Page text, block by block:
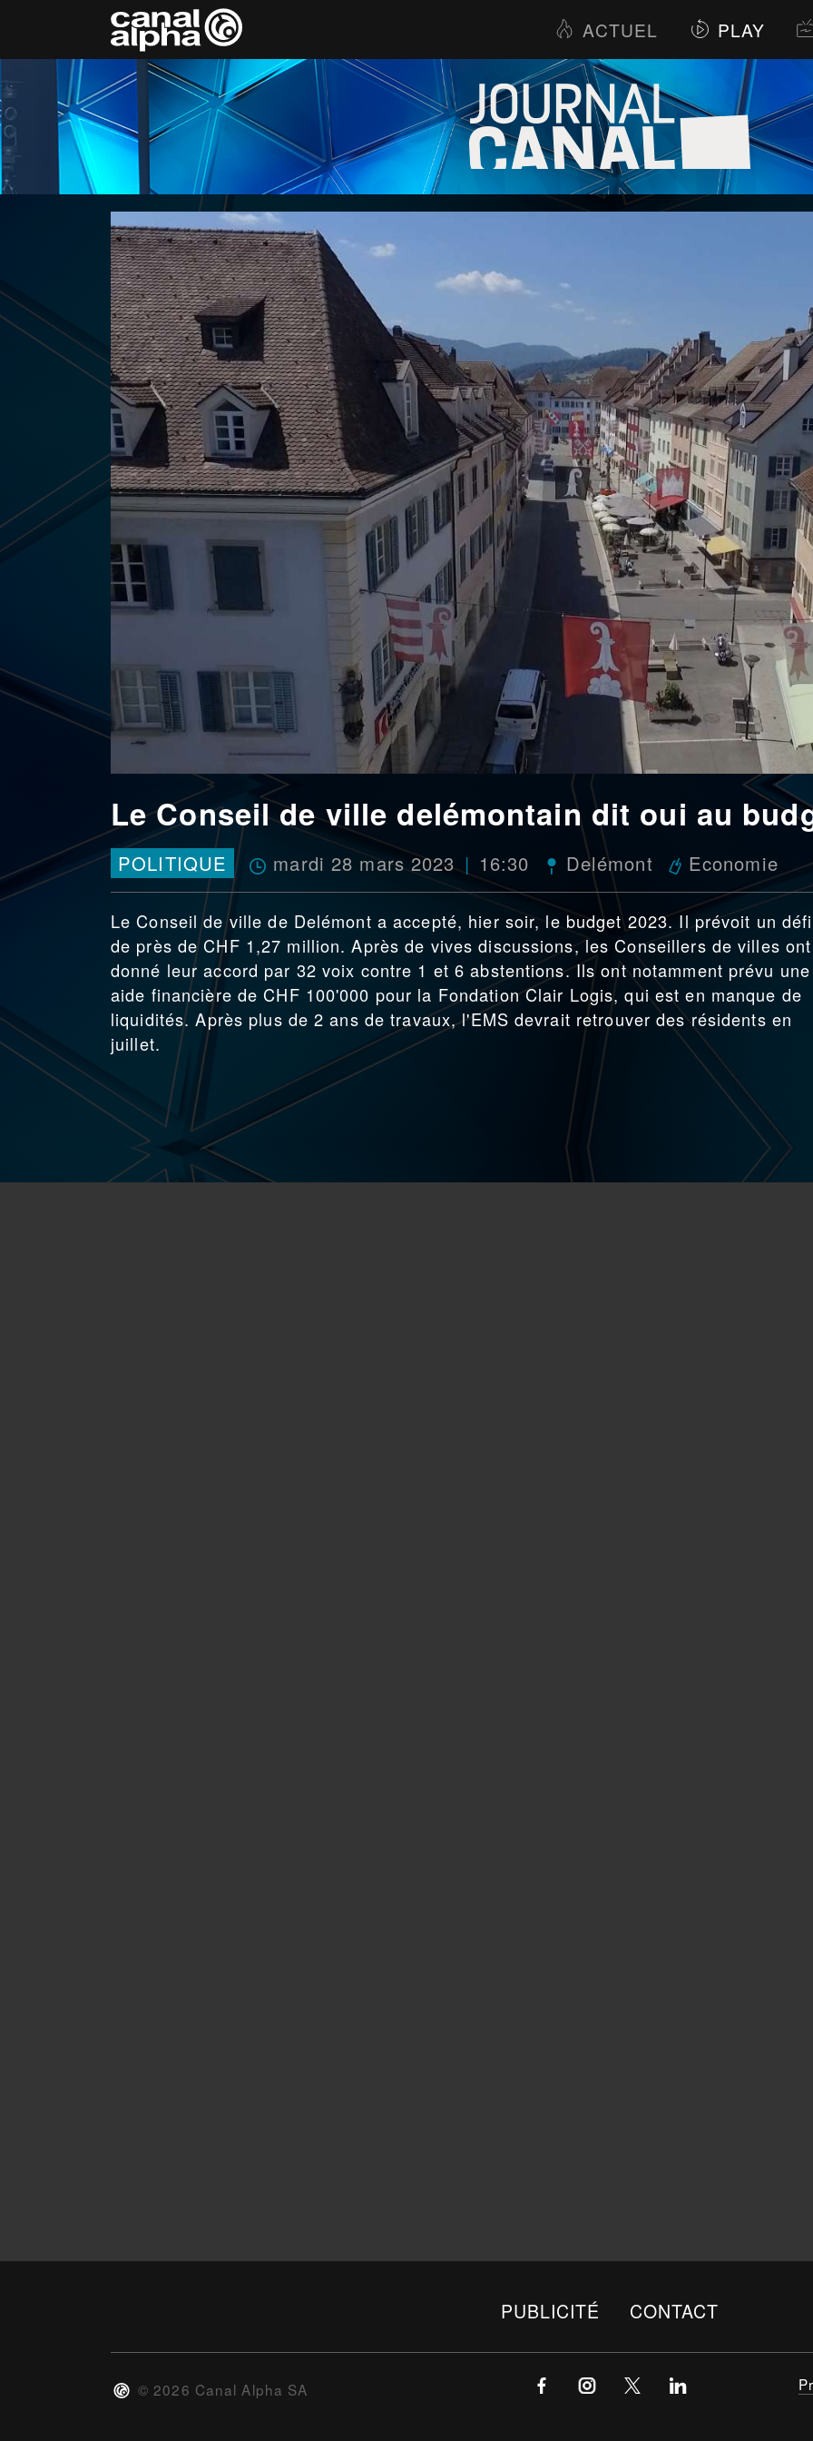
ACTUEL PLAY
Le Conseil de ville delémontain dit oui au
POLITIQUE mardi 28 mars 2023 16:30 Delémont Economie
Le Conseil de ville de Delémont a accepté, hier soir, le budget 2023. Il prévoit un
de près de CHF 1,27 million. Après de vives discussions, les Conseillers de villes ont
donné leur accord par 32 voix contre 1 et 6 abstentions. Ils ont notamment prévu une
aide financière de CHF 100'000 pour la Fondation Clair Logis, qui est en manque de
liquidités. Après plus de 2 ans de travaux, l'EMS devrait retrouver des résidents en
juillet.
PUBLICITÉ CONTACT
© 2026 Canal Alpha SA